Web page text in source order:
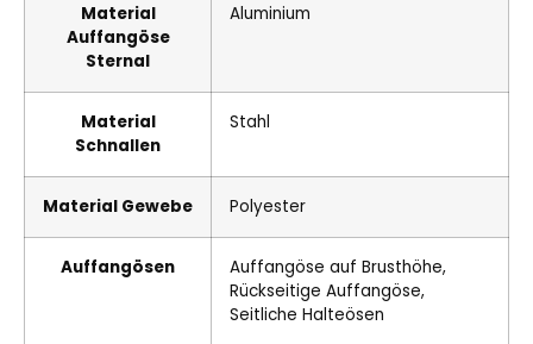
Material
Auffangöse
Sternal
Aluminium
Material
Schnallen
Stahl
Material Gewebe Polyester
Auffangösen
Auffangöse auf Brusthöhe,
Rückseitige Auffangöse,
Seitliche Halteösen